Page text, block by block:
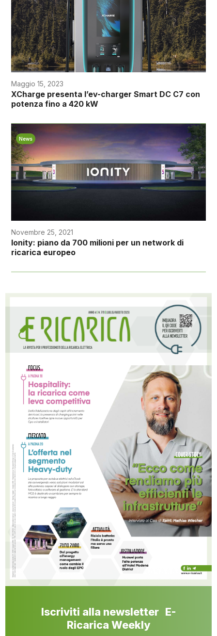
Maggio 15, 2023
XCharge presenta l’ev-charger Smart DC C7 con
potenza fino a 420 kW
News
Novembre 25, 2021
Ionity: piano da 700 milioni per un network di
ricarica europeo
Iscriviti alla newsletter E-
Ricarica Weekly